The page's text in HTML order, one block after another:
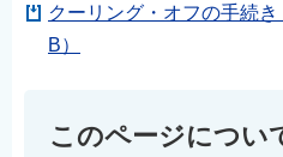
クーリング・オフの手続
B）
このページについ